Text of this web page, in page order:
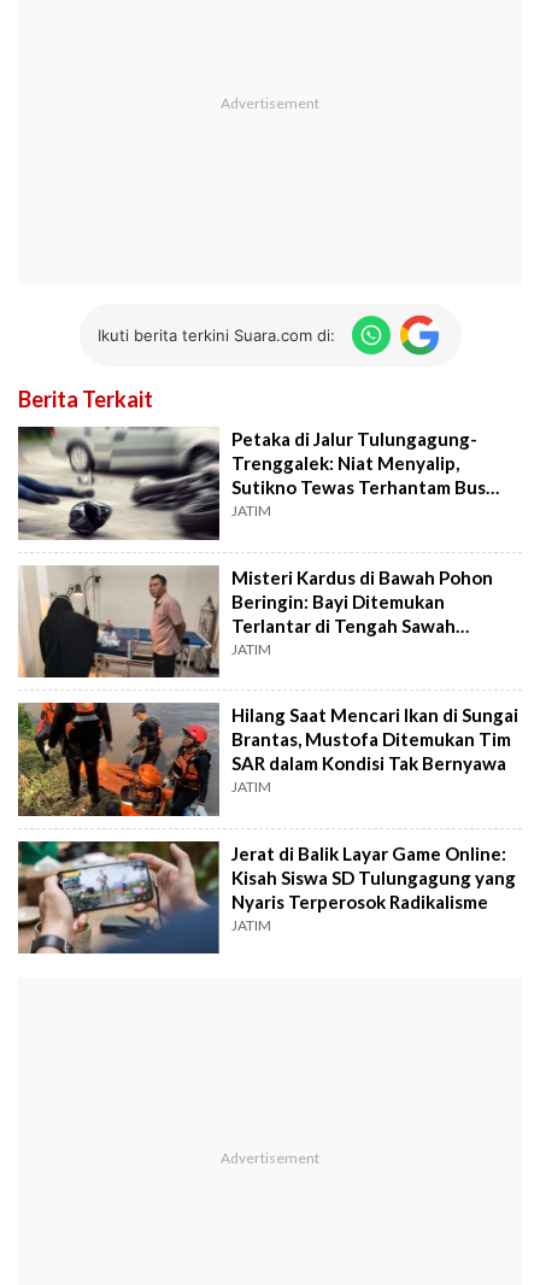
Ikuti berita terkini Suara.com di:
Berita Terkait
Petaka di Jalur Tulungagung-
Trenggalek: Niat Menyalip,
Sutikno Tewas Terhantam Bus
Bagong
JATIM
Misteri Kardus di Bawah Pohon
Beringin: Bayi Ditemukan
Terlantar di Tengah Sawah
Tulungagung
JATIM
Hilang Saat Mencari Ikan di Sungai
Brantas, Mustofa Ditemukan Tim
SAR dalam Kondisi Tak Bernyawa
JATIM
Jerat di Balik Layar Game Online:
Kisah Siswa SD Tulungagung yang
Nyaris Terperosok Radikalisme
JATIM